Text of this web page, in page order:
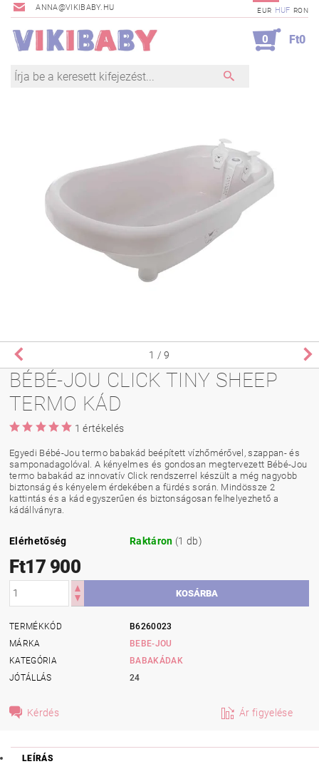
ANNA@VIKIBABY.HU EUR HUF RON
0 Ft0
1 / 9
BÉBÉ-JOU CLICK TINY SHEEP
TERMO KÁD
1 értékelés
Egyedi Bébé-Jou termo babakád beépített vízhőmérővel, szappan- és
samponadagolóval. A kényelmes és gondosan megtervezett Bébé-Jou
termo babakád az innovatív Click rendszerrel készült a még nagyobb
biztonság és kényelem érdekében a fürdés során. Mindössze 2
kattintás és a kád egyszerűen és biztonságosan felhelyezhető a
kádállványra.
Elérhetőség Raktáron (1 db)
Ft17 900
TERMÉKKÓD
B6260023
MÁRKA
BEBE-JOU
KATEGÓRIA
BABAKÁDAK
JÓTÁLLÁS
24
Kérdés Ár figyelése
LEÍRÁS